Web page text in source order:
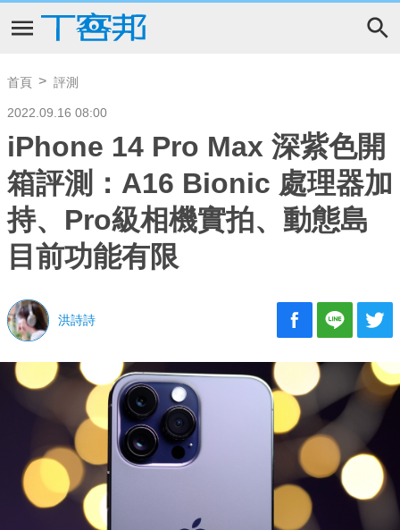
首頁 評測
2022.09.16 08:00
iPhone 14 Pro Max 深紫色開
箱評測：A16 Bionic 處理器加
持、Pro級相機實拍、動態島
目前功能有限
洪詩詩